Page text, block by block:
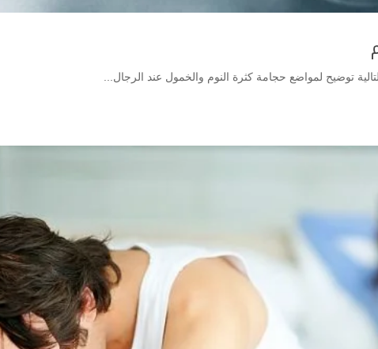
توضيح لمواضع حجامة كثرة النوم والخمول عند الرجال...